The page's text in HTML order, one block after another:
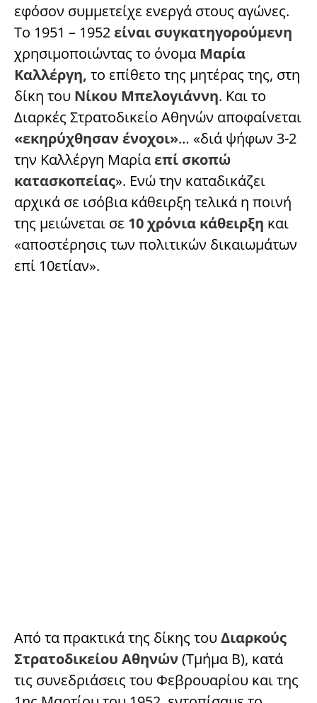
εφόσον συμμετείχε ενεργά στους αγώνες.
Το 1951 – 1952είναι συγκατηγορούμενη
χρησιμοποιώντας το όνομα Μαρία
Καλλέργη, το επίθετο της μητέρας της, στη
δίκη του Νίκου Μπελογιάννη. Και το
Διαρκές Στρατοδικείο Αθηνών αποφαίνεται
«εκηρύχθησαν ένοχοι»… «διά ψήφων 3-2
την Καλλέργη Μαρίαεπί σκοπώ
κατασκοπείας». Ενώ την καταδικάζει
αρχικά σε ισόβια κάθειρξη τελικά η ποινή
της μειώνεται σε 10 χρόνια κάθειρξη και
«αποστέρησις των πολιτικών δικαιωμάτων
επί 10ετίαν».
Από τα πρακτικά της δίκης του Διαρκούς
Στρατοδικείου Αθηνών (Τμήμα Β), κατά
τις συνεδριάσεις του Φεβρουαρίου και της